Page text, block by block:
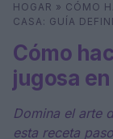
Buscar
HOGAR » CÓMO
CASA: GUÍA
Cómo
jugosa
Domina el arte
esta receta